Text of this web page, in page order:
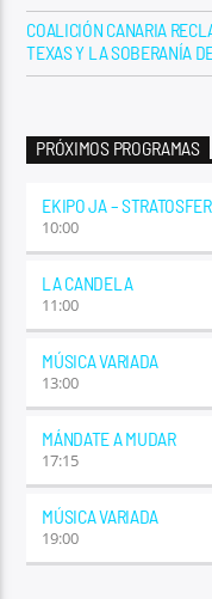
COALICIÓN CANARIA
TEXAS Y LA SOBERANÍA
PRÓXIMOS PROGRAMAS
EKIPO JA –
10:00
LA CANDELA
11:00
MÚSICA VARIADA
13:00
MÁNDATE A MUDAR
17:15
MÚSICA VARIADA
19:00